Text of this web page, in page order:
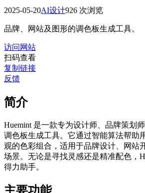
2025-05-20AI设计926 次浏览
品牌、网站及图形的调色板生成工具。
访问网站
扫码查看
复制链接
反馈
简介
Huemint 是一款专为设计师、品牌策划
调色板生成工具。它通过智能算法帮助
观的色彩组合，适用于品牌设计、网站
场景。无论是寻找灵感还是精准配色，
得力助手。
主要功能